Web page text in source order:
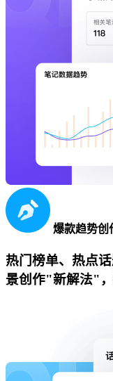
爆款趋势创
热门榜单、热点
景创作"新解法"，